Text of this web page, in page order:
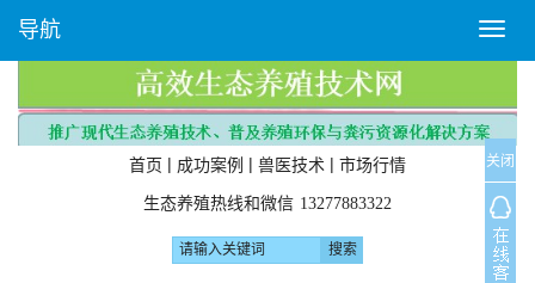
T
o
g
l
e
n
a
v
i
导航
首页 | 成功案例 | 兽医技术 | 市场行情
生态养殖热线和微信 13277883322
关闭